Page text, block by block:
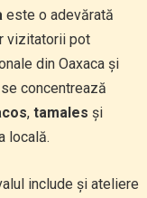
este o adevărată
vizitatorii pot
din Oaxaca și
concentrează
, tamales și
locală.
include și ateliere